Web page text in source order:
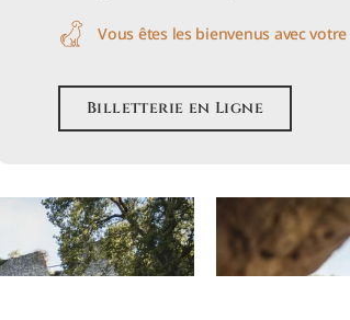
Vous êtes les bienvenus avec
Billetterie en Ligne